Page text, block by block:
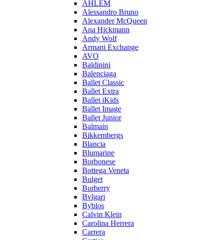
AHLEM
Alessandro Bruno
Alexander McQueen
Ana Hickmann
Andy Wolf
Armani Exchange
AVO
Baldinini
Balenciaga
Ballet Classic
Ballet Extra
Ballet iKids
Ballet Image
Ballet Junior
Balmain
Bikkembergs
Blancia
Blumarine
Borbonese
Bottega Veneta
Bulget
Burberry
Bvlgari
Byblos
Calvin Klein
Carolina Herrera
Carrera